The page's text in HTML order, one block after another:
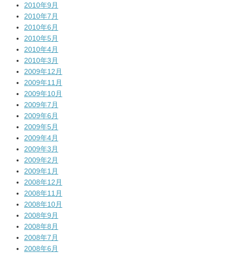
2010年9月
2010年7月
2010年6月
2010年5月
2010年4月
2010年3月
2009年12月
2009年11月
2009年10月
2009年7月
2009年6月
2009年5月
2009年4月
2009年3月
2009年2月
2009年1月
2008年12月
2008年11月
2008年10月
2008年9月
2008年8月
2008年7月
2008年6月